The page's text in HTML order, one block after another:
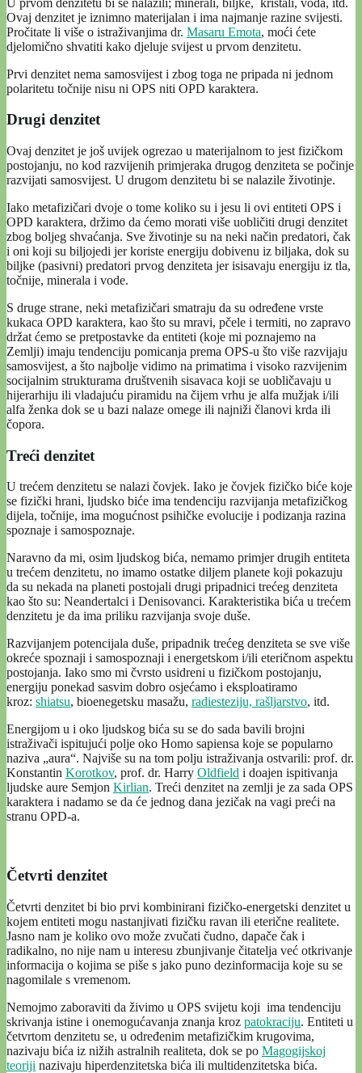
Ovaj denzitet je iznimno materijalan i ima najmanje razine svijesti.
Pročitate li više o istraživanjima dr. Masaru Emota, moći ćete
djelomično shvatiti kako djeluje svijest u prvom denzitetu.
Prvi denzitet nema samosvijest i zbog toga ne pripada ni jednom
polaritetu točnije nisu ni OPS niti OPD karaktera.
Drugi denzitet
Ovaj denzitet je još uvijek ogrezao u materijalnom to jest fizičkom
postojanju, no kod razvijenih primjeraka drugog denziteta se počinje
razvijati samosvijest. U drugom denzitetu bi se nalazile životinje.
Iako metafizičari dvoje o tome koliko su i jesu li ovi entiteti OPS i
OPD karaktera, držimo da ćemo morati više uobličiti drugi denzitet
zbog boljeg shvaćanja. Sve životinje su na neki način predatori, čak
i oni koji su biljojedi jer koriste energiju dobivenu iz biljaka, dok su
biljke (pasivni) predatori prvog denziteta jer isisavaju energiju iz tla,
točnije, minerala i vode.
S druge strane, neki metafizičari smatraju da su određene vrste
kukaca OPD karaktera, kao što su mravi, pčele i termiti, no zapravo
držat ćemo se pretpostavke da entiteti (koje mi poznajemo na
Zemlji) imaju tendenciju pomicanja prema OPS-u što više razvijaju
samosvijest, a što najbolje vidimo na primatima i visoko razvijenim
socijalnim strukturama društvenih sisavaca koji se uobličavaju u
hijerarhiju ili vladajuću piramidu na čijem vrhu je alfa mužjak i/ili
alfa ženka dok se u bazi nalaze omege ili najniži članovi krda ili
čopora.
Treći denzitet
U trećem denzitetu se nalazi čovjek. Iako je čovjek fizičko biće koje
se fizički hrani, ljudsko biće ima tendenciju razvijanja metafizičkog
dijela, točnije, ima mogućnost psihičke evolucije i podizanja razina
spoznaje i samospoznaje.
Naravno da mi, osim ljudskog bića, nemamo primjer drugih entiteta
u trećem denzitetu, no imamo ostatke diljem planete koji pokazuju
da su nekada na planeti postojali drugi pripadnici trećeg denziteta
kao što su: Neandertalci i Denisovanci. Karakteristika bića u trećem
denzitetu je da ima priliku razvijanja svoje duše.
Razvijanjem potencijala duše, pripadnik trećeg denziteta se sve više
okreće spoznaji i samospoznaji i energetskom i/ili eteričnom aspektu
postojanja. Iako smo mi čvrsto usidreni u fizičkom postojanju,
energiju ponekad sasvim dobro osjećamo i eksploatiramo
kroz: shiatsu, bioenegetsku masažu, radiesteziju, rašljarstvo, itd.
Energijom u i oko ljudskog bića su se do sada bavili brojni
istraživači ispitujući polje oko Homo sapiensa koje se popularno
naziva „aura“. Najviše su na tom polju istraživanja ostvarili: prof. dr.
Konstantin Korotkov, prof. dr. Harry Oldfield i doajen ispitivanja
ljudske aure Semjon Kirlian. Treći denzitet na zemlji je za sada OPS
karaktera i nadamo se da će jednog dana jezičak na vagi preći na
stranu OPD-a.
Četvrti denzitet
Četvrti denzitet bi bio prvi kombinirani fizičko-energetski denzitet u
kojem entiteti mogu nastanjivati fizičku ravan ili eterične realitete.
Jasno nam je koliko ovo može zvučati čudno, dapače čak i
radikalno, no nije nam u interesu zbunjivanje čitatelja već otkrivanje
informacija o kojima se piše s jako puno dezinformacija koje su se
nagomilale s vremenom.
Nemojmo zaboraviti da živimo u OPS svijetu koji ima tendenciju
skrivanja istine i onemogućavanja znanja kroz patokraciju. Entiteti u
četvrtom denzitetu se, u određenim metafizičkim krugovima,
nazivaju bića iz nižih astralnih realiteta, dok se po Magogijskoj
teoriji nazivaju hiperdenzitetska bića ili multidenzitetska bića.